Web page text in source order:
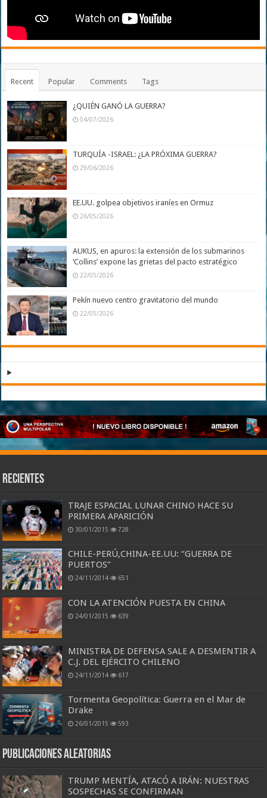
Recent Popular Comments Tags
¿QUIÉN GANÓ LA GUERRA?
04/07/2026
TURQUÍA -ISRAEL: ¿LA PRÓXIMA GUERRA?
29/06/2026
EE.UU. golpea objetivos iraníes en Ormuz
26/05/2026
AUKUS, en apuros: la extensión de los submarinos
‘Collins’ expone las grietas del pacto estratégico
22/05/2026
Pekín nuevo centro gravitatorio del mundo
22/05/2026
Recientes
TRAJE ESPACIAL LUNAR CHINO HACE SU
PRIMERA APARICIÓN
30/01/2015 728
CHILE-PERÚ,CHINA-EE.UU: “GUERRA DE
PUERTOS”
24/11/2014 651
CON LA ATENCIÓN PUESTA EN CHINA
24/01/2015 639
MINISTRA DE DEFENSA SALE A DESMENTIR A
C.J. DEL EJÉRCITO CHILENO
24/11/2014 617
Tormenta Geopolítica: Guerra en el Mar de
Drake
26/01/2015 593
Publicaciones aleatorias
TRUMP MENTÍA, ATACÓ A IRÁN: NUESTRAS
SOSPECHAS SE CONFIRMAN